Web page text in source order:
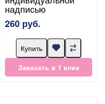
надписью
260 руб.
Купить
Заказать в 1 клик